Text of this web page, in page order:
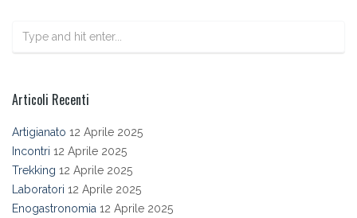
Articoli Recenti
Artigianato 12 Aprile 2025
Incontri 12 Aprile 2025
Trekking 12 Aprile 2025
Laboratori 12 Aprile 2025
Enogastronomia 12 Aprile 2025